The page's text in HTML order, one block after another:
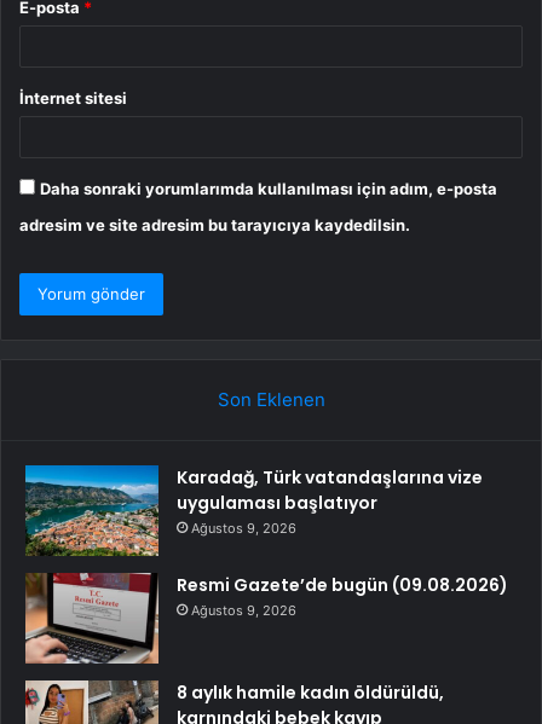
E-posta *
İnternet sitesi
Daha sonraki yorumlarımda kullanılması için adım, e-posta
adresim ve site adresim bu tarayıcıya kaydedilsin.
Son Eklenen
Karadağ, Türk vatandaşlarına vize
uygulaması başlatıyor
Ağustos 9, 2026
Resmi Gazete’de bugün (09.08.2026)
Ağustos 9, 2026
8 aylık hamile kadın öldürüldü,
karnındaki bebek kayıp